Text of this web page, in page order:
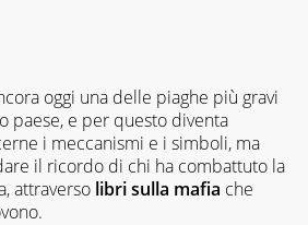
oggi una delle piaghe più gravi
paese, e per questo diventa
i meccanismi e i simboli, ma
il ricordo di chi ha combattuto la
attraverso libri sulla mafia che